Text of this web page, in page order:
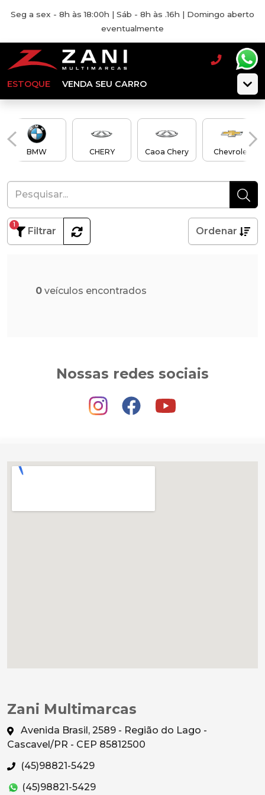
Seg a sex - 8h às 18:00h | Sáb - 8h às .16h | Domingo aberto
eventualmente
ESTOQUE VENDA SEU CARRO
BMW CHERY Caoa Chery Chevrolet
Filtrar
1
Ordenar
0 veículos encontrados
Nossas redes sociais
Zani Multimarcas
Avenida Brasil, 2589 - Região do Lago -
Cascavel/PR - CEP 85812500
(45)98821-5429
(45)98821-5429